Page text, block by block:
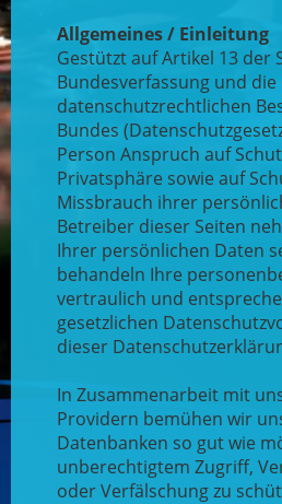
Allgemeines / Einleitung
Gestützt auf Artikel 13 der
Bundesverfassung und die
datenschutzrechtlichen
Bundes
Person Anspruch auf
Privatsphäre sowie auf
Missbrauch ihrer
Betreiber dieser Seiten
Ihrer persönlichen Daten
behandeln Ihre
vertraulich und
gesetzlichen
dieser
In Zusammenarbeit mit
Providern bemühen wir
Datenbanken so gut wie
unberechtigtem Zugriff,
oder Verfälschung zu